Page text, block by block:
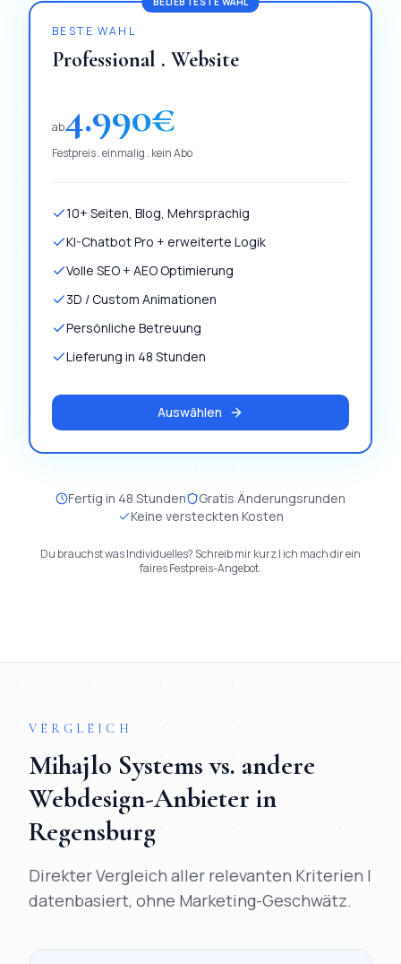
BESTE WAHL
Professional . Website
ab4.990€
Festpreis . einmalig . kein Abo
10+ Seiten, Blog, Mehrsprachig
KI-Chatbot Pro + erweiterte Logik
Volle SEO + AEO Optimierung
3D / Custom Animationen
Persönliche Betreuung
Lieferung in 48 Stunden
Auswählen
Fertig in 48 Stunden
Gratis Änderungsrunden
Keine versteckten Kosten
Du brauchst was Individuelles? Schreib mir kurz | ich mach dir ein
faires Festpreis-Angebot.
VERGLEICH
Mihajlo Systems vs. andere
Webdesign-Anbieter in
Regensburg
Direkter Vergleich aller relevanten Kriterien |
datenbasiert, ohne Marketing-Geschwätz.